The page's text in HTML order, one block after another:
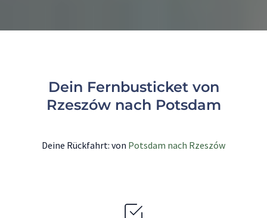
Dein Fernbusticket von
Rzeszów nach Potsdam
Deine Rückfahrt: von Potsdam nach Rzeszów